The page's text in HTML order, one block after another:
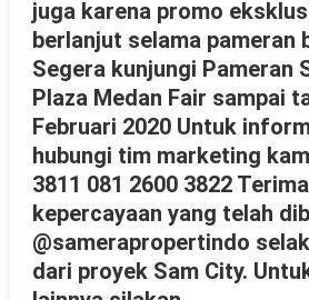
juga karena promo
berlanjut selama pameran
Segera kunjungi Pameran
Plaza Medan Fair sampai
Februari 2020 Untuk
hubungi tim marketing
3811 081 2600 3822
kepercayaan yang telah
@samerapropertindo
dari proyek Sam City.